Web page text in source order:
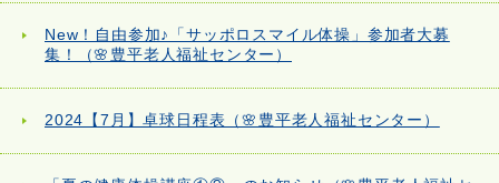
New！自由参加♪「サッポロスマイル体操」参加者大募
集！（🌸豊平老人福祉センター）
2024【7月】卓球日程表（🌸豊平老人福祉センター）